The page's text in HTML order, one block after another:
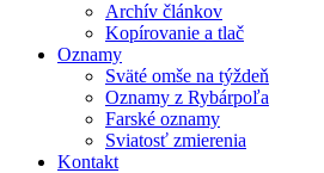
Archív článkov
Kopírovanie a tlač
Oznamy
Sväté omše na týždeň
Oznamy z Rybárpoľa
Farské oznamy
Sviatosť zmierenia
Kontakt